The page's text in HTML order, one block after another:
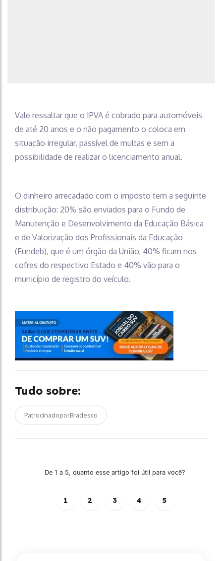
Vale ressaltar que o IPVA é cobrado para automóveis
de até 20 anos e o não pagamento o coloca em
situação irregular, passível de multas e sem a
possibilidade de realizar o licenciamento anual.
O dinheiro arrecadado com o imposto tem a seguinte
distribuição: 20% são enviados para o Fundo de
Manutenção e Desenvolvimento da Educação Básica
e de Valorização dos Profissionais da Educação
(Fundeb), que é um órgão da União, 40% ficam nos
cofres do respectivo Estado e 40% vão para o
município de registro do veículo.
Tudo sobre:
PatrocinadoporBradesco
De 1 a 5, quanto esse artigo foi útil para você?
1 2 3 4 5